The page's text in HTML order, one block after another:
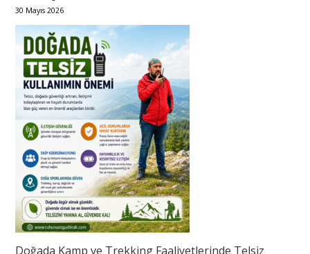
30 Mayıs 2026
Doğada Kamp ve Trekking Faaliyetlerinde Telsiz